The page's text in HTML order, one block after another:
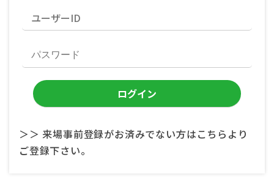
＞＞ 来場事前登録がお済みでない方はこちらより
ご登録下さい。